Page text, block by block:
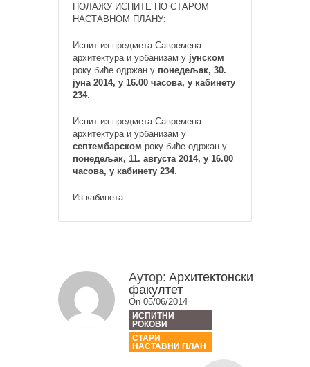
ПОЛАЖУ ИСПИТЕ ПО СТАРОМ
НАСТАВНОМ ПЛАНУ:
Испит из предмета Савремена
архитектура и урбанизам у јунском
року биће одржан у понедељак, 30.
јуна 2014, у 16.00 часова, у кабинету
234.
Испит из предмета Савремена
архитектура и урбанизам у
септембарском року биће одржан у
понедељак, 11. августа 2014, у 16.00
часова, у кабинету 234.
Из кабинета
Аутор: Архитектонски
факултет
On 05/06/2014
ИСПИТНИ
РОКОВИ
СТАРИ
НАСТАВНИ ПЛАН